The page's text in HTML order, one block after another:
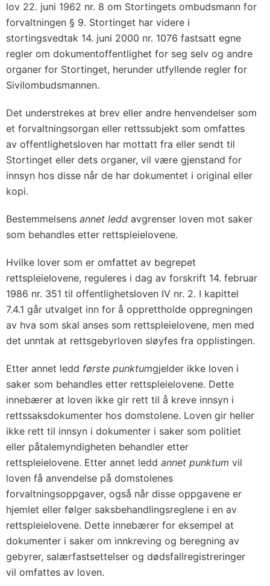
lov 22. juni 1962 nr. 8 om Stortingets ombudsmann for
forvaltningen § 9. Stortinget har videre i
stortingsvedtak 14. juni 2000 nr. 1076 fastsatt egne
regler om dokumentoffentlighet for seg selv og andre
organer for Stortinget, herunder utfyllende regler for
Sivilombudsmannen.
Det understrekes at brev eller andre henvendelser som
et forvaltningsorgan eller rettssubjekt som omfattes
av offentlighetsloven har mottatt fra eller sendt til
Stortinget eller dets organer, vil være gjenstand for
innsyn hos disse når de har dokumentet i original eller
kopi.
Bestemmelsens annet ledd avgrenser loven mot saker
som behandles etter rettspleielovene.
Hvilke lover som er omfattet av begrepet
rettspleielovene, reguleres i dag av forskrift 14. februar
1986 nr. 351 til offentlighetsloven IV nr. 2. I kapittel
7.4.1 går utvalget inn for å opprettholde oppregningen
av hva som skal anses som rettspleielovene, men med
det unntak at rettsgebyrloven sløyfes fra opplistingen.
Etter annet ledd første punktumgjelder ikke loven i
saker som behandles etter rettspleielovene. Dette
innebærer at loven ikke gir rett til å kreve innsyn i
rettssaksdokumenter hos domstolene. Loven gir heller
ikke rett til innsyn i dokumenter i saker som politiet
eller påtalemyndigheten behandler etter
rettspleielovene. Etter annet ledd annet punktum vil
loven få anvendelse på domstolenes
forvaltningsoppgaver, også når disse oppgavene er
hjemlet eller følger saksbehandlingsreglene i en av
rettspleielovene. Dette innebærer for eksempel at
dokumenter i saker om innkreving og beregning av
gebyrer, salærfastsettelser og dødsfallregistreringer
vil omfattes av loven.